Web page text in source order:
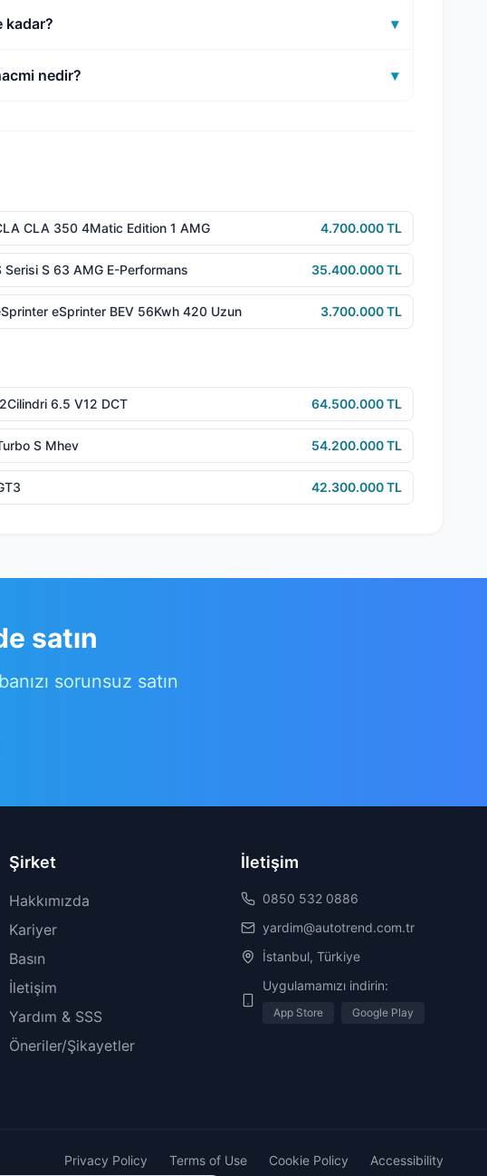
kadar? ▾
nedir? ▾
CLA 350 4Matic Edition 1 AMG 4.700.000 TL
S 63 AMG E-Performans 35.400.000 TL
eSprinter BEV 56Kwh 420 Uzun 3.700.000 TL
6.5 V12 DCT 64.500.000 TL
S Mhev 54.200.000 TL
42.300.000 TL
satın
sorunsuz satın
Şirket
Hakkımızda
Kariyer
Basın
İletişim
Yardım & SSS
Öneriler/Şikayetler
İletişim
0850 532 0886
yardim@autotrend.com.tr
İstanbul, Türkiye
Uygulamamızı indirin:
App Store Google Play
Privacy Policy Terms of Use Cookie Policy Accessibility